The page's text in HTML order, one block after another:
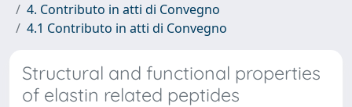
4. Contributo in atti di Convegno
4.1 Contributo in atti di Convegno
Structural and functional properties
of elastin related peptides